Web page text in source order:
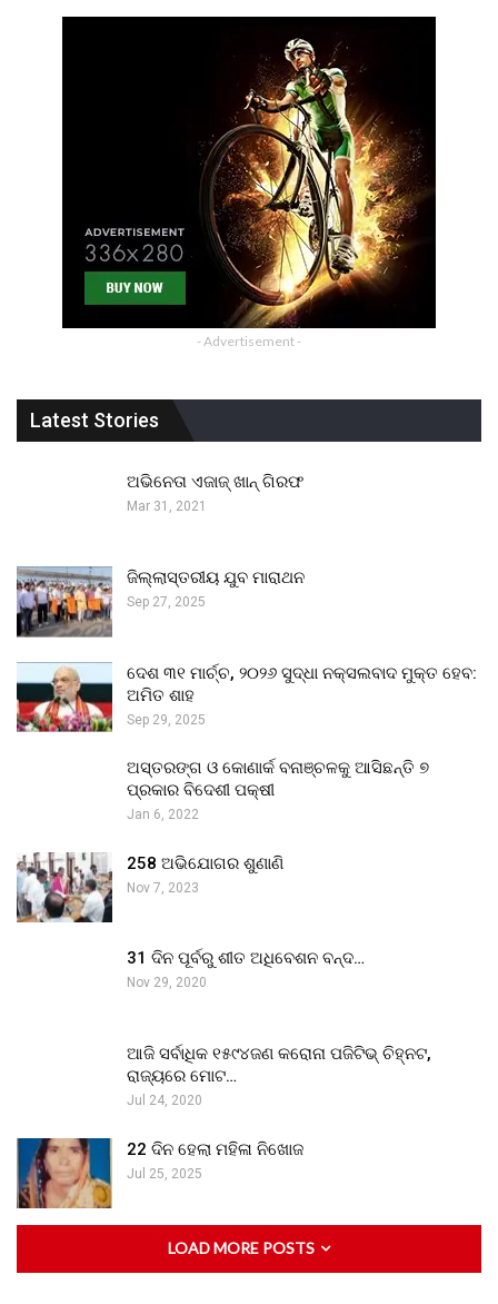
- Advertisement -
Latest Stories
ଅଭିନେତା ଏଜାଜ୍ ଖାନ୍ ଗିରଫ
Mar 31, 2021
ଜିଲ୍ଲାସ୍ତରୀୟ ଯୁବ ମାରାଥନ
Sep 27, 2025
ଦେଶ ୩୧ ମାର୍ଚ୍ଚ, ୨୦୨୬ ସୁଦ୍ଧା ନକ୍ସଲବାଦ ମୁକ୍ତ ହେବ:
ଅମିତ ଶାହ
Sep 29, 2025
ଅସ୍ତରଙ୍ଗ ଓ କୋଣାର୍କ ବନାଞ୍ଚଳକୁ ଆସିଛନ୍ତି ୭
ପ୍ରକାର ବିଦେଶୀ ପକ୍ଷୀ
Jan 6, 2022
258 ଅଭିଯୋଗର ଶୁଣାଣି
Nov 7, 2023
31 ଦିନ ପୂର୍ବରୁ ଶୀତ ଅଧିବେଶନ ବନ୍ଦ…
Nov 29, 2020
ଆଜି ସର୍ବାଧିକ ୧୫୯୪ଜଣ କରୋନା ପଜିଟିଭ୍ ଚିହ୍ନଟ,
ରାଜ୍ୟରେ ମୋଟ…
Jul 24, 2020
22 ଦିନ ହେଲା ମହିଳା ନିଖୋଜ
Jul 25, 2025
LOAD MORE POSTS